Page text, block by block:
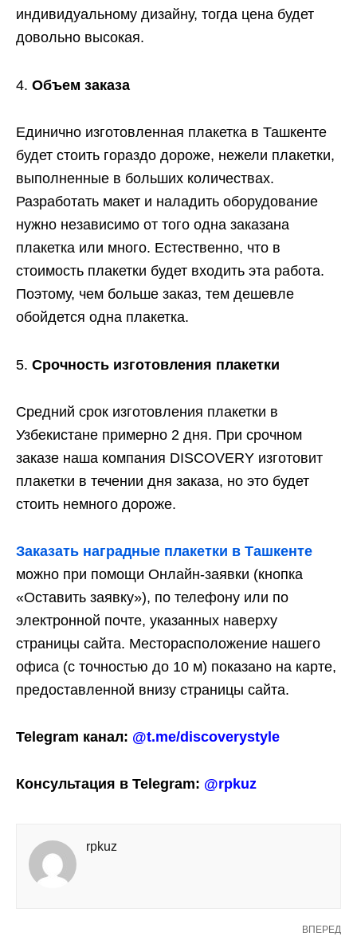
индивидуальному дизайну, тогда цена будет
довольно высокая.
Объем заказа
Единично изготовленная плакетка в Ташкенте
будет стоить гораздо дороже, нежели плакетки,
выполненные в больших количествах.
Разработать макет и наладить оборудование
нужно независимо от того одна заказана
плакетка или много. Естественно, что в
стоимость плакетки будет входить эта работа.
Поэтому, чем больше заказ, тем дешевле
обойдется одна плакетка.
Срочность изготовления плакетки
Средний срок изготовления плакетки в
Узбекистане примерно 2 дня. При срочном
заказе наша компания DISCOVERY изготовит
плакетки в течении дня заказа, но это будет
стоить немного дороже.
Заказать наградные плакетки в Ташкенте
можно при помощи Онлайн-заявки (кнопка
«Оставить заявку»), по телефону или по
электронной почте, указанных наверху
страницы сайта. Месторасположение нашего
офиса (с точностью до 10 м) показано на карте,
предоставленной внизу страницы сайта.
Telegram канал: @t.me/discoverystyle
Консультация в Telegram: @rpkuz
rpkuz
ВПЕРЕД